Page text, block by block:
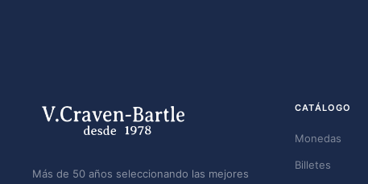
Más de 50 años seleccionando las mejores
CATÁLOGO
Monedas
Billetes